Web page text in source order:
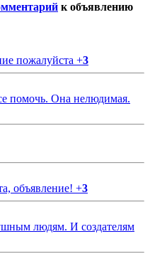
к объявлению
пожалуйста +3
помочь. Она нелюдимая.
объявление! +3
людям. И создателям